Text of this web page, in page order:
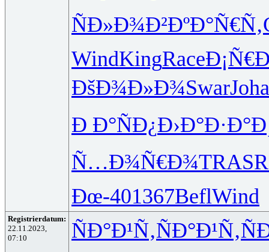
ÑÐ»Ð¾Ð²ÐºÐ°Ñ€Ñ‚
WindKingRace
ÐšÐ¾Ð»Ð¾SwarJoha
Ð Ð°ÑÐ¿Ð›Ð°Ð·Ð°
Ñ…Ð¾Ñ€Ð¾TRAS
Ðœ-401367BeflWind
Registrierdatum:
22.11.2023,
07:10
ÑÐ°Ð¹Ñ‚ÑÐ°Ð¹Ñ‚